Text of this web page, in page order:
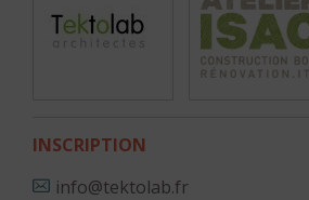
INSCRIPTION
info@tektolab.fr